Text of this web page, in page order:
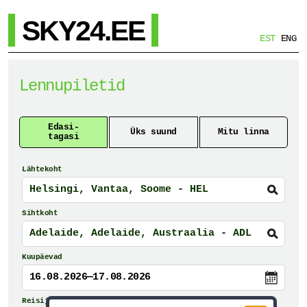
SKY24.EE EST ENG
Lennupiletid
Edasi-
tagasi
Üks suund Mitu linna
Lähtekoht
Sihtkoht
Kuupäevad
16.08.2026—17.08.2026
Reisijad ja reisiklass